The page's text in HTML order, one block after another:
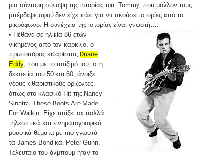
μια σύντομη σύνοψη της ιστορίας του Tommy, που μάλλον τους
μπέρδεψε αφού δεν είχε πάει για να ακούσει ιστορίες από το
μικρόφωνο. Η συνέχεια της ιστορίας είναι γνωστή….
• Πέθανε σε ηλικία 86 ετών
νικημένος από τον καρκίνο, ο
πρωτοπόρος κιθαρίστας Duane
Eddy, που με το παίξιμό του, στη
δεκαετία του 50 και 60, άνοιξε
νέους κιθαριστικούς ορίζοντες,
όπως στο κλασικό Hit της Nancy
Sinatra, These Boots Are Made
For Walkin. Είχε παίξει σε πολλά
τηλεοπτικά και κινηματογραφικά
μουσικά θέματα με πιο γνωστά
τα James Bond και Peter Gunn.
Τελευταίο του άλμπουμ ήταν το